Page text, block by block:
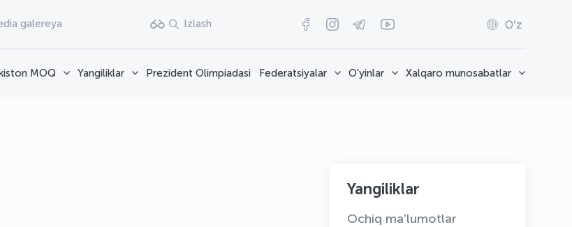
galereya Izlash O'z
MOQ Yangiliklar Prezident Olimpiadasi Federatsiyalar O'yinlar Xalqaro munosabatlar
Yangiliklar
Ochiq ma'lumotlar